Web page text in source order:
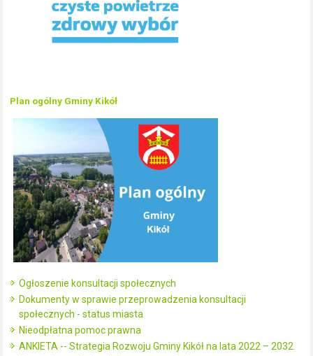
Plan ogólny Gminy Kikół
Ogłoszenie konsultacji społecznych
Dokumenty w sprawie przeprowadzenia konsultacji
społecznych - status miasta
Nieodpłatna pomoc prawna
ANKIETA -- Strategia Rozwoju Gminy Kikół na lata 2022 – 2032.